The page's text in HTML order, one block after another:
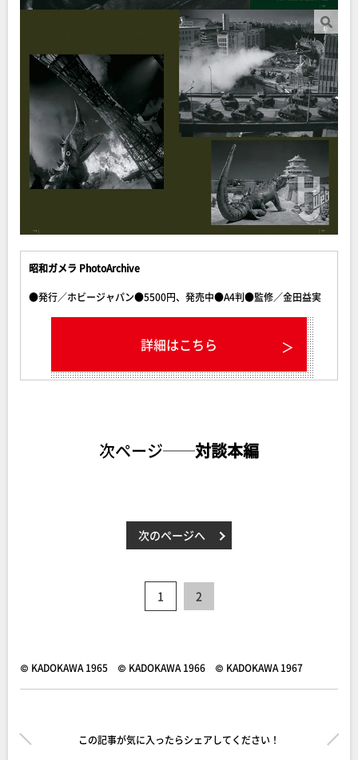
昭和ガメラ PhotoArchive
●発行／ホビージャパン●5500円、発売中●A4判●監修／金田益実
詳細はこちら
次ページ──対談本編
次のページへ
1 2
© KADOKAWA 1965 © KADOKAWA 1966 © KADOKAWA 1967
この記事が気に入ったらシェアしてください！